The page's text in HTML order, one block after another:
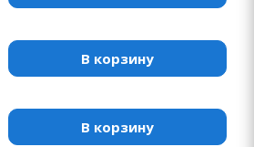
В корзину
В корзину